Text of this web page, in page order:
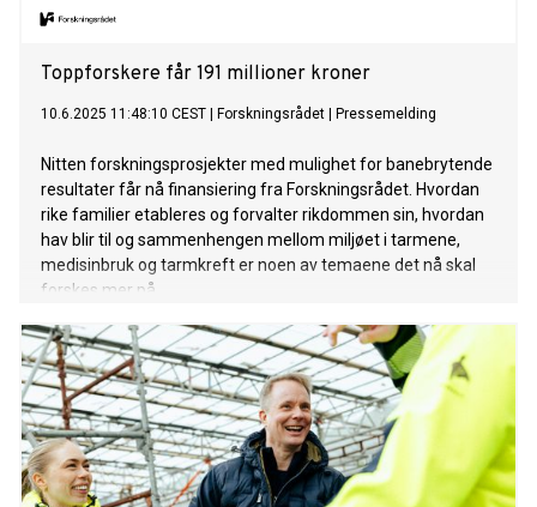
Toppforskere får 191 millioner kroner
10.6.2025 11:48:10 CEST Forskningsrådet Pressemelding
Nitten forskningsprosjekter med mulighet for banebrytende
resultater får nå finansiering fra Forskningsrådet. Hvordan
rike familier etableres og forvalter rikdommen sin, hvordan
hav blir til og sammenhengen mellom miljøet i tarmene,
medisinbruk og tarmkreft er noen av temaene det nå skal
forskes mer på.